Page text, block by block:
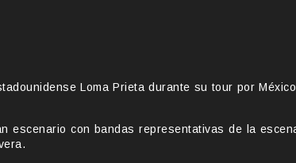
Loma Prieta durante su tour por
escenario con bandas representativas de la